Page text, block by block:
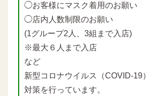
◯お客様にマスク着用のお願い
◯店内人数制限のお願い
(1グループ2人、3組まで入店)
※最大６人まで入店
など
新型コロナウイルス（COVID-19）
対策を行っています。